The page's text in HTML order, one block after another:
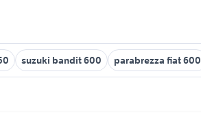
suzuki bandit 600 parabrezza fiat 600